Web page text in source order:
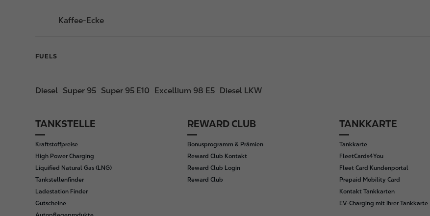
Kaffee-Ecke
FUELS
Diesel Super 95 Super 95 E10 Excellium 98 E5 Diesel LKW
F
o
o
t
e
r
TANKSTELLE
Kraftstoffpreise
High Power Charging
Liquified Natural Gas (LNG)
Tankstellenfinder
Ladestation Finder
Gutscheine
REWARD CLUB
Bonusprogramm & Prämien
Reward Club Kontakt
Reward Club Login
Reward Club
TANKKARTE
Tankkarte
FleetCards4You
Fleet Card Kundenportal
Prepaid Mobility Card
Kontakt Tankkarten
EV-Charging mit Ihrer Tankkarte